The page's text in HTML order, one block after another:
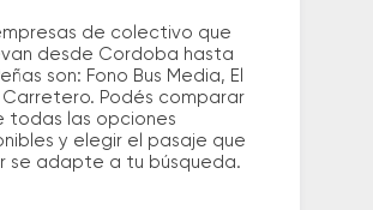
de colectivo que
desde Cordoba hasta
son: Fono Bus Media, El
Carretero. Podés comparar
todas las opciones
y elegir el pasaje que
se adapte a tu búsqueda.